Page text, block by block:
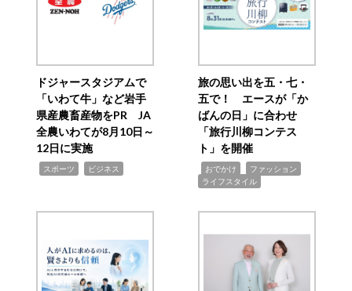
ドジャースタジアムで
「いわて牛」など岩手
県産農畜産物をPR JA
全農いわてが8月10日～
12日に実施
スポーツ ビジネス
旅の思い出を五・七・
五で！ エースが「か
ばんの日」に合わせ
「旅行川柳コンテス
ト」を開催
おでかけ ファッション
ライフスタイル